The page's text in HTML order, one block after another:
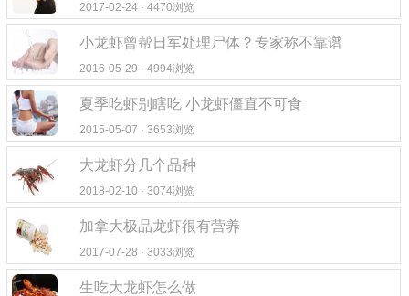
2017-02-24 · 4470浏览
小龙虾曾帮日军处理尸体？专家称不靠谱
2016-05-29 · 4994浏览
夏季吃虾别瞎吃 小龙虾僵直不可食
2015-05-07 · 3653浏览
大龙虾分几个品种
2018-02-10 · 3074浏览
加拿大极品龙虾很有营养
2017-07-28 · 3033浏览
生吃大龙虾怎么做